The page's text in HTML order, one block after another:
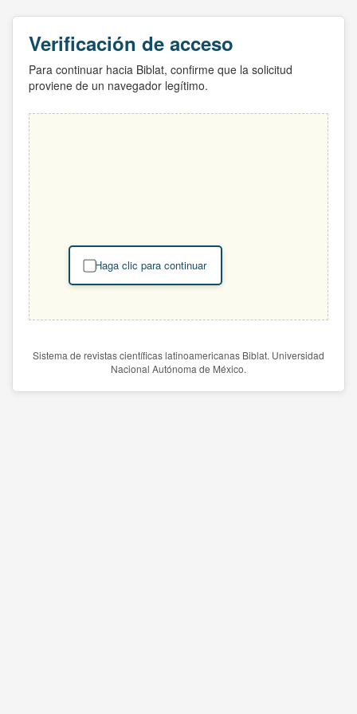
Verificación de acceso
Para continuar hacia Biblat, confirme que la solicitud
proviene de un navegador legítimo.
Haga clic para continuar
Sistema de revistas científicas latinoamericanas Biblat. Universidad
Nacional Autónoma de México.